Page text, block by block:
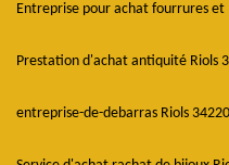
Entreprise pour achat fourrures
Prestation d'achat antiquité Riols
entreprise-de-debarras Riols 34220